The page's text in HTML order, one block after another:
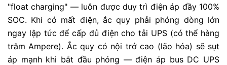
"float charging" — luôn được duy trì điện áp đầy 100%
SOC. Khi có mất điện, ắc quy phải phóng dòng lớn
ngay lập tức để cấp đủ điện cho tải UPS (có thể hàng
trăm Ampere). Ắc quy có nội trở cao (lão hóa) sẽ sụt
áp mạnh khi bắt đầu phóng — điện áp bus DC UPS